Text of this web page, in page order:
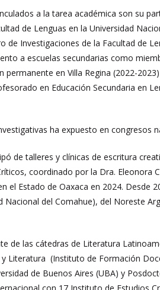
a la tarea académica son su
de Lenguas en la Universidad
de Investigaciones de la Facultad de
a escuelas secundarias como
permanente en Villa Regina (2022-
en Educación Secundaria en
ha expuesto en congresos
de talleres y clínicas de escritura
coordinado por la Dra. Eleonora
el Estado de Oaxaca en 2024.
Nacional del Comahue), del Noreste
de las cátedras de Literatura
y Literatura (Instituto de Formación
de Buenos Aires (UBA) y